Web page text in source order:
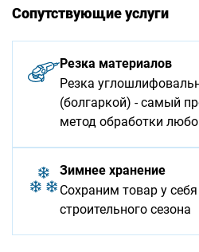
Сопутствующие услуги
Резка материалов
Резка
(болгаркой) - самый
метод обработки
Зимнее хранение
Сохраним товар у
строительного сезона